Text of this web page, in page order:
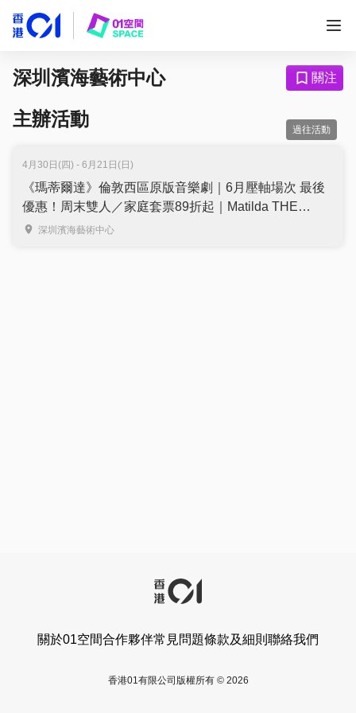
深圳濱海藝術中心 關注
主辦活動 過往活動
4月30日(四) - 6月21日(日)
《瑪蒂爾達》倫敦西區原版音樂劇｜6月壓軸場次 最後
優惠！周末雙人／家庭套票89折起｜Matilda THE
MUSICAL 5月深圳濱海藝術中心上演｜超過1200萬人
深圳濱海藝術中心
關於01空間合作夥伴常見問題條款及細則 聯絡我們
香港01有限公司版權所有 © 2026